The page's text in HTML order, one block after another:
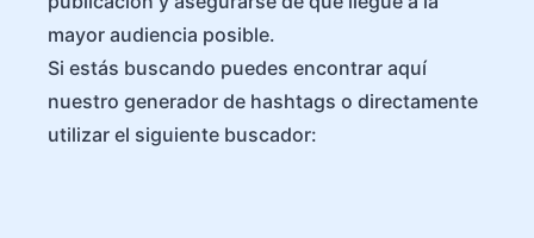
mayor audiencia posible.
Si estás buscando puedes encontrar aquí
nuestro generador de hashtags o directamente
utilizar el siguiente buscador: